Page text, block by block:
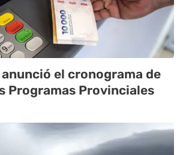
el cronograma de
Programas Provinciales